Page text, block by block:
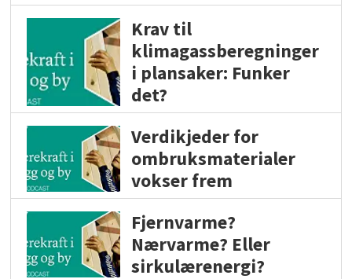
Krav til
klimagassberegninger
i plansaker: Funker
det?
Verdikjeder for
ombruksmaterialer
vokser frem
Fjernvarme?
Nærvarme? Eller
sirkulærenergi?